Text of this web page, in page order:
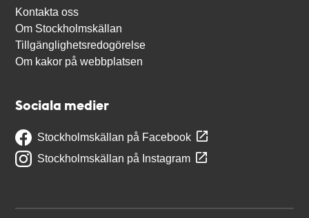
Kontakta oss
Om Stockholmskällan
Tillgänglighetsredogörelse
Om kakor på webbplatsen
Sociala medier
Stockholmskällan på Facebook
Stockholmskällan på Instagram